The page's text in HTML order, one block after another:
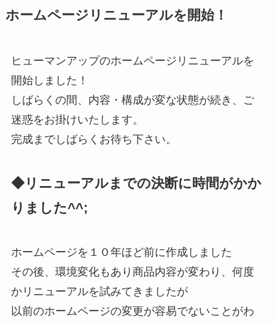
ホームページリニューアルを開始！
ヒューマンアップのホームページリニューアルを
開始しました！
しばらくの間、内容・構成が変な状態が続き、ご
迷惑をお掛けいたします。
完成までしばらくお待ち下さい。
◆リニューアルまでの決断に時間がかか
りました^^;
ホームページを１０年ほど前に作成しました
その後、環境変化もあり商品内容が変わり、何度
かリニューアルを試みてきましたが
以前のホームページの変更が容易でないことがわ